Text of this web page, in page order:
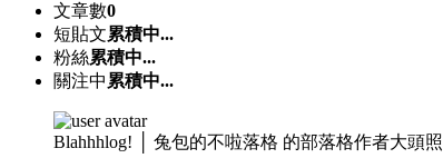
文章數0
短貼文累積中...
粉絲累積中...
關注中 累積中...
Blahhhlog! │ 兔包的不啦落格 的部落格作者大頭照